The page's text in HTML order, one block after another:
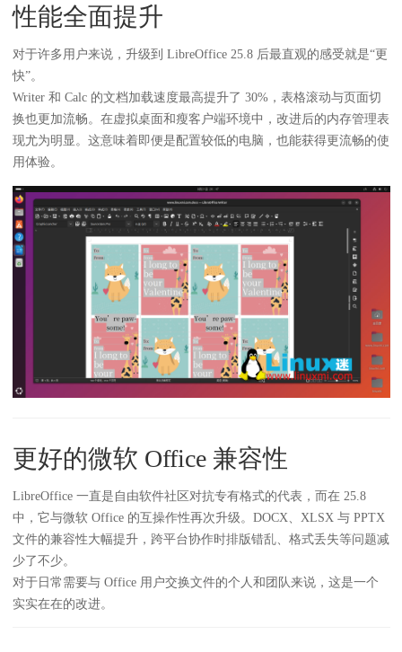
性能全面提升
对于许多用户来说，升级到 LibreOffice 25.8 后最直观的感受就是“更
快”。
Writer 和 Calc 的文档加载速度最高提升了 30%，表格滚动与页面切
换也更加流畅。在虚拟桌面和瘦客户端环境中，改进后的内存管理表
现尤为明显。这意味着即便是配置较低的电脑，也能获得更流畅的使
用体验。
更好的微软 Office 兼容性
LibreOffice 一直是自由软件社区对抗专有格式的代表，而在 25.8
中，它与微软 Office 的互操作性再次升级。DOCX、XLSX 与 PPTX
文件的兼容性大幅提升，跨平台协作时排版错乱、格式丢失等问题减
少了不少。
对于日常需要与 Office 用户交换文件的个人和团队来说，这是一个
实实在在的改进。